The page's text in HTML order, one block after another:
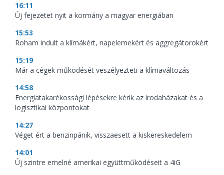
16:11
Új fejezetet nyit a kormány a magyar energiában
15:53
Roham indult a klímákért, napelemekért és aggregátorokért
15:19
Már a cégek működését veszélyezteti a klímaváltozás
14:58
Energiatakarékossági lépésekre kérik az irodaházakat és a
logisztikai központokat
14:27
Véget ért a benzinpánik, visszaesett a kiskereskedelem
14:01
Új szintre emelné amerikai együttműködéseit a 4iG